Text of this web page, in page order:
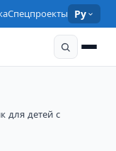
Спецпроекты Ру
для детей с